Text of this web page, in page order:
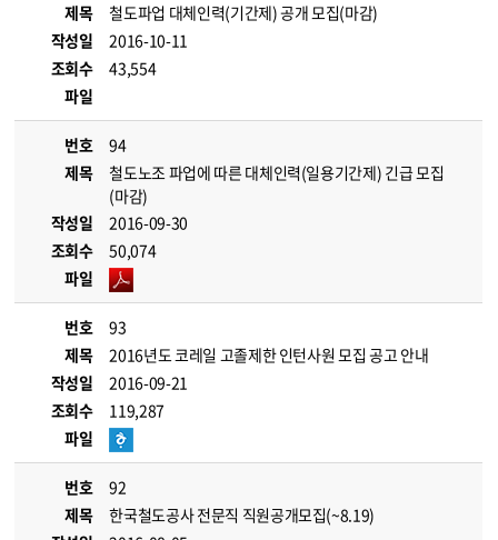
제목
철도파업 대체인력(기간제) 공개 모집(마감)
작성일
2016-10-11
조회수
43,554
파일
번호
94
제목
철도노조 파업에 따른 대체인력(일용기간제) 긴급 모집
(마감)
작성일
2016-09-30
조회수
50,074
파일
번호
93
제목
2016년도 코레일 고졸제한 인턴사원 모집 공고 안내
작성일
2016-09-21
조회수
119,287
파일
번호
92
제목
한국철도공사 전문직 직원공개모집(~8.19)